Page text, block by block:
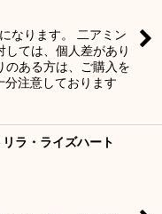
なります。 二アミン
しては、個人差があり
のある方は、ご購入を
注意しております
リラ・ライズハート